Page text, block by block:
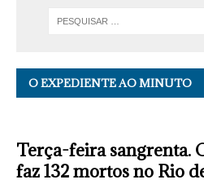
O EXPEDIENTE AO MINUTO
Terça-feira sangrenta.
faz 132 mortos no Rio